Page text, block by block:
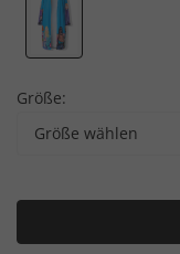
Größe:
Größe wählen